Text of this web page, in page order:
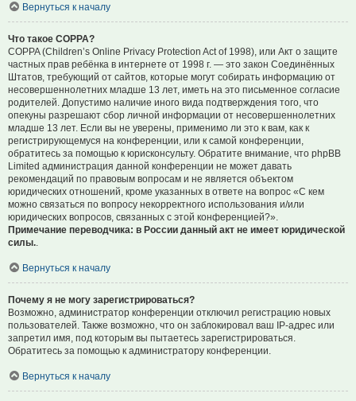
Вернуться к началу
Что такое COPPA?
COPPA (Children’s Online Privacy Protection Act of 1998), или Акт о защите
частных прав ребёнка в интернете от 1998 г. — это закон Соединённых
Штатов, требующий от сайтов, которые могут собирать информацию от
несовершеннолетних младше 13 лет, иметь на это письменное согласие
родителей. Допустимо наличие иного вида подтверждения того, что
опекуны разрешают сбор личной информации от несовершеннолетних
младше 13 лет. Если вы не уверены, применимо ли это к вам, как к
регистрирующемуся на конференции, или к самой конференции,
обратитесь за помощью к юрисконсульту. Обратите внимание, что phpBB
Limited администрация данной конференции не может давать
рекомендаций по правовым вопросам и не является объектом
юридических отношений, кроме указанных в ответе на вопрос «С кем
можно связаться по вопросу некорректного использования и/или
юридических вопросов, связанных с этой конференцией?».
Примечание переводчика: в России данный акт не имеет юридической
силы.
Вернуться к началу
Почему я не могу зарегистрироваться?
Возможно, администратор конференции отключил регистрацию новых
пользователей. Также возможно, что он заблокировал ваш IP-адрес или
запретил имя, под которым вы пытаетесь зарегистрироваться.
Обратитесь за помощью к администратору конференции.
Вернуться к началу